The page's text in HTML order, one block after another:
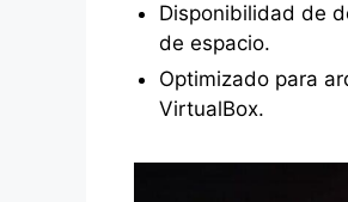
Disponibilidad de
de espacio.
Optimizado para
VirtualBox.